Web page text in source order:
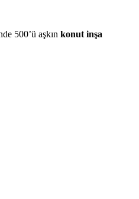
500’ü aşkın konut inşa